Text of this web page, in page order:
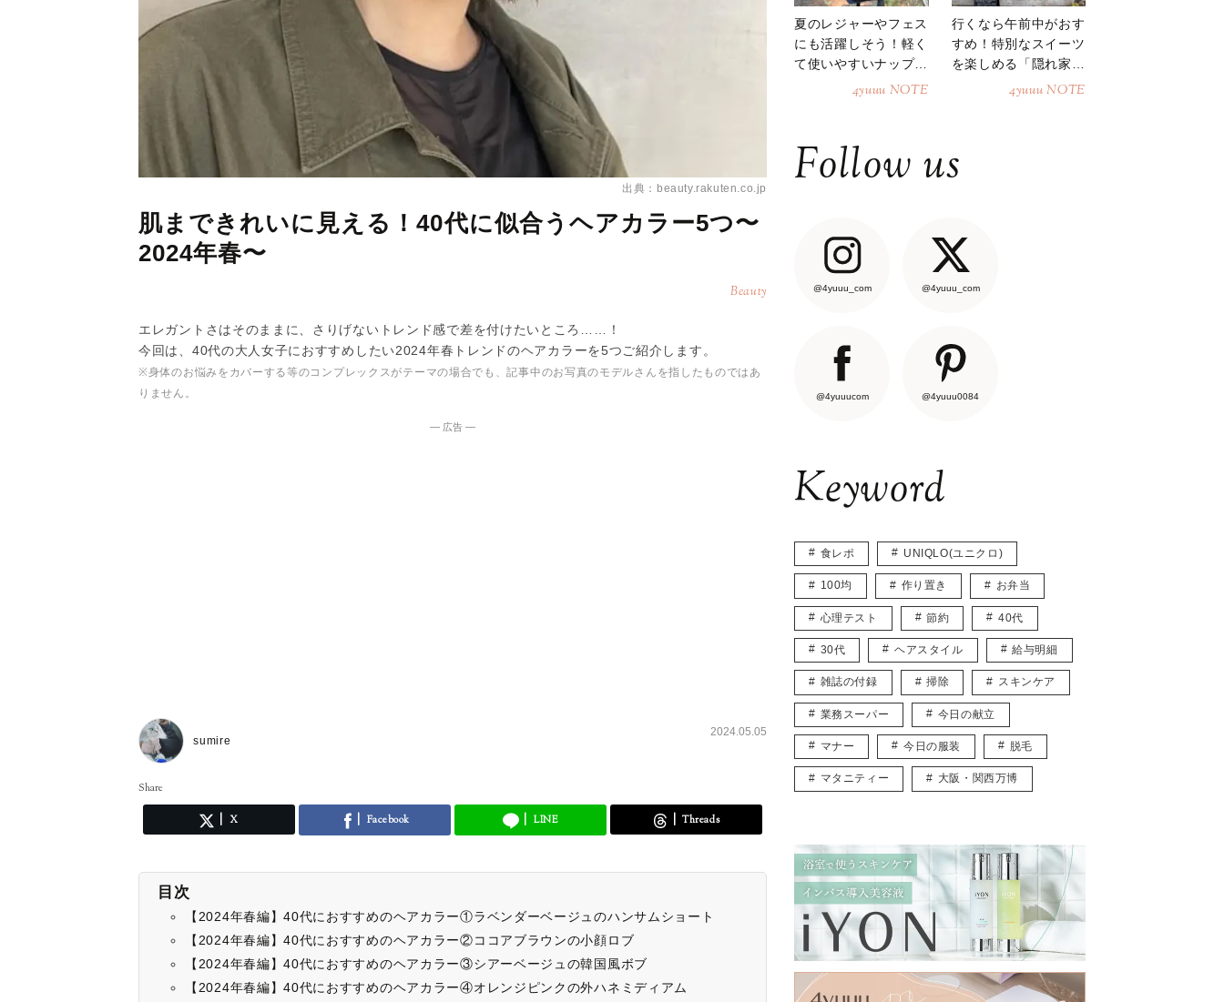
出典：beauty.rakuten.co.jp
肌まできれいに見える！40代に似合うヘアカラー5つ〜
2024年春〜
Beauty
エレガントさはそのままに、さりげないトレンド感で差を付けたいところ……！
今回は、40代の大人女子におすすめしたい2024年春トレンドのヘアカラーを5つご紹介します。
※身体のお悩みをカバーする等のコンプレックスがテーマの場合でも、記事中のお写真のモデルさんを指したものではあ
りません。
― 広告 ―
sumire
2024.05.05
Share
X Facebook LINE Threads
目次
【2024年春編】40代におすすめのヘアカラー①ラベンダーベージュのハンサムショート
【2024年春編】40代におすすめのヘアカラー②ココアブラウンの小顔ロブ
【2024年春編】40代におすすめのヘアカラー③シアーベージュの韓国風ボブ
【2024年春編】40代におすすめのヘアカラー④オレンジピンクの外ハネミディアム
夏のレジャーやフェス
にも活躍しそう！軽く
て使いやすいナップサ
4yuuu NOTE
行くなら午前中がおす
すめ！特別なスイーツ
を楽しめる「隠れ家カ
4yuuu NOTE
Follow us
@4yuuu_com @4yuuu_com
@4yuuucom @4yuuu0084
Keyword
食レポ UNIQLO(ユニクロ)
100均 作り置き お弁当
心理テスト 節約 40代
30代 ヘアスタイル 給与明細
雑誌の付録 掃除 スキンケア
業務スーパー 今日の献立
マナー 今日の服装 脱毛
マタニティー 大阪・関西万博